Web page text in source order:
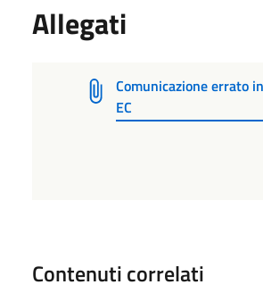
Allegati
Comunicazione errato
EC
Contenuti correlati